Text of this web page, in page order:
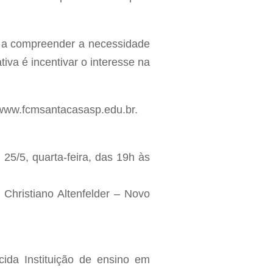
compreender a necessidade
é incentivar o interesse na
5, quarta-feira, das 19h às
Altenfelder – Novo
Instituição de ensino em